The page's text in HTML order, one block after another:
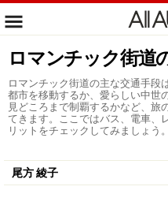
ロマンチック街道
ロマンチック街道の主な交通手段
都市を移動するか、愛らしい中世
見どころまで制覇するかなど、旅
てきます。ここではバス、電車、
リットをチェックしてみましょう。
尾方 綾子